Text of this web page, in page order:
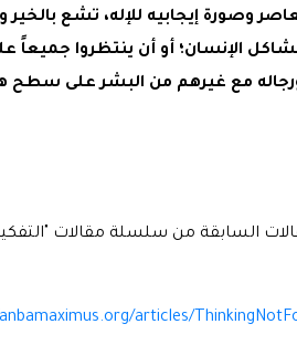
وصورة إيجابيه للإله، تشع
الإنسان؛ أو أن ينتظروا جميعاً
ورجاله مع غيرهم من البشر على سطح
السابقة من سلسلة مقالات
articles/